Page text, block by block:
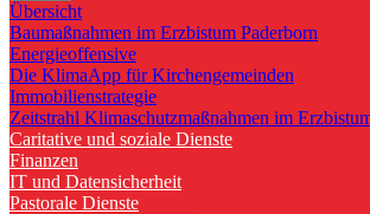
Übersicht
Baumaßnahmen im Erzbistum Paderborn
Energieoffensive
Die KlimaApp für Kirchengemeinden
Immobilienstrategie
Zeitstrahl Klimaschutzmaßnahmen im
Caritative und soziale Dienste
Finanzen
IT und Datensicherheit
Pastorale Dienste